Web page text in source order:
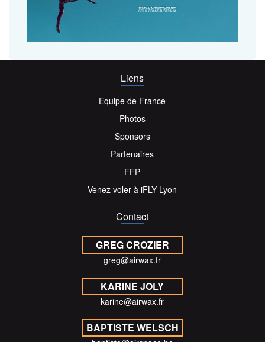
Liens
Equipe de France
Photos
Sponsors
Partenaires
FFP
Venez voler à iFLY Lyon
Contact
GREG CROZIER
greg@airwax.fr
KARINE JOLY
karine@airwax.fr
BAPTISTE WELSCH